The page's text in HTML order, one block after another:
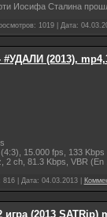
Иосифа Сталина
1019 | Дата:
(2013),
15.000 fps, 133 Kbps
2 ch, 81.3 Kbps, VBR (En
| Дата: 04.03.2013|
(2013 SATRip)